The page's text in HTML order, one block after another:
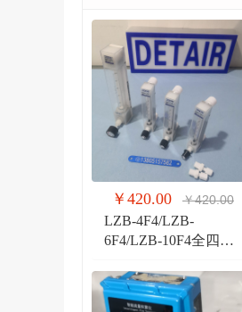
￥420.00 ￥420.00
LZB-4F4/LZB-
6F4/LZB-10F4全四氟
气体玻璃管PVDF流量
计